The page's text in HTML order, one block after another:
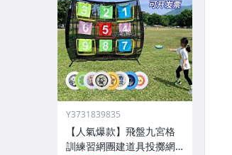
女包精品與女鞋
家電與影音視聽
Y3731839835
【人氣爆款】飛盤九宮格
訓練習網團建道具投擲網